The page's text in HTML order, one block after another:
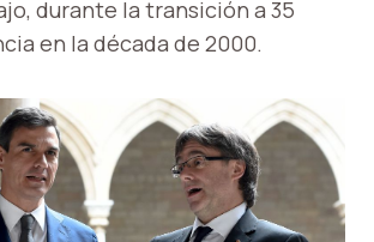
durante la transición a 35
en la década de 2000.